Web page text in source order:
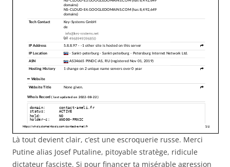
Là tout devient clair, c’est une escroquerie russe. Merci
Putine alias Josef Putaline, pitoyable stratège, ridicule
dictateur fasciste. Si pour financer ta misérable agression